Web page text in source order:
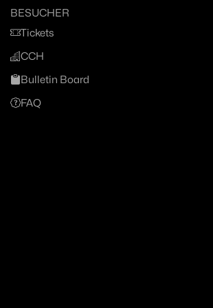
BESUCHER
Tickets
CCH
Bulletin Board
FAQ